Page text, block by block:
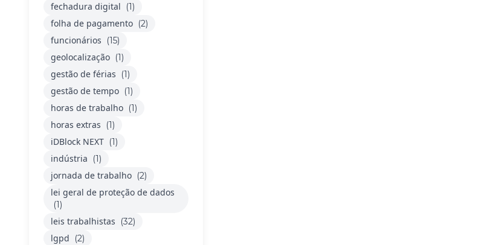
fechadura digital (1)
folha de pagamento (2)
funcionários (15)
geolocalização (1)
gestão de férias (1)
gestão de tempo (1)
horas de trabalho (1)
horas extras (1)
iDBlock NEXT (1)
indústria (1)
jornada de trabalho (2)
lei geral de proteção de dados
(1)
leis trabalhistas (32)
lgpd (2)